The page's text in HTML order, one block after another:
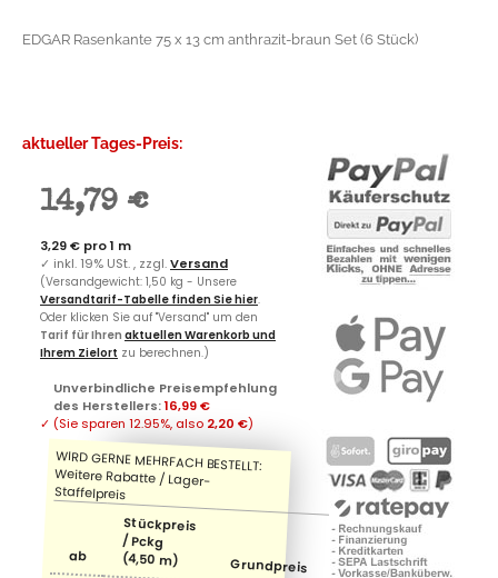
EDGAR Rasenkante 75 x 13 cm anthrazit-braun Set (6 Stück)
aktueller Tages-Preis:
14,79 €
3,29 € pro 1 m
✓ inkl. 19% USt. , zzgl.Versand
(Versandgewicht: 1,50 kg - Unsere
Versandtarif-Tabelle finden Sie hier.
Oder klicken Sie auf "Versand" um den
Tarif für Ihren aktuellen Warenkorb und
Ihrem Zielort zu berechnen.)
Unverbindliche Preisempfehlung
des Herstellers:16,99 €
✓ (Sie sparen 12.95%, also 2,20 €)
ab
Stückpreis
/ Pckg
(4,50 m) Grundpreis